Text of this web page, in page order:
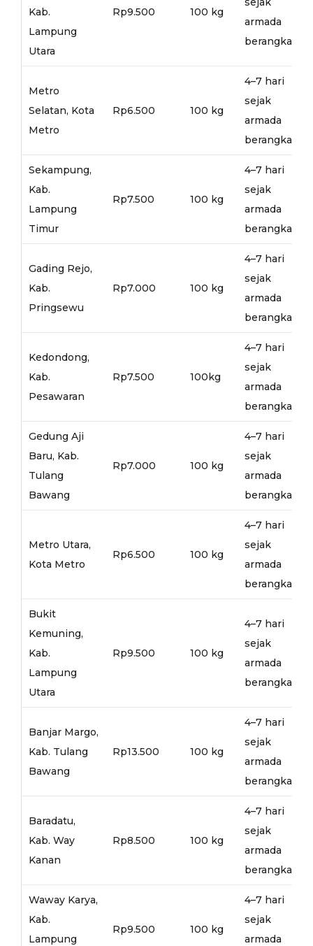
Kab.
Lampung
Utara
Rp9.500 100 kg
armada
berangkat
Metro
Selatan, Kota
Metro
Rp6.500 100 kg
4–7 hari
sejak
armada
berangkat
Sekampung,
Kab.
Lampung
Timur
Rp7.500 100 kg
4–7 hari
sejak
armada
berangkat
Gading Rejo,
Kab.
Pringsewu
Rp7.000 100 kg
4–7 hari
sejak
armada
berangkat
Kedondong,
Kab.
Pesawaran
Rp7.500 100kg
4–7 hari
sejak
armada
berangkat
Gedung Aji
Baru, Kab.
Tulang
Bawang
Rp7.000 100 kg
4–7 hari
sejak
armada
berangkat
Metro Utara,
Kota Metro
Rp6.500 100 kg
4–7 hari
sejak
armada
berangkat
Bukit
Kemuning,
Kab.
Lampung
Utara
Rp9.500 100 kg
4–7 hari
sejak
armada
berangkat
Banjar Margo,
Kab. Tulang
Bawang
Rp13.500 100 kg
4–7 hari
sejak
armada
berangkat
Baradatu,
Kab. Way
Kanan
Rp8.500 100 kg
4–7 hari
sejak
armada
berangkat
Waway Karya,
Kab.
Lampung
Rp9.500 100 kg
4–7 hari
sejak
armada